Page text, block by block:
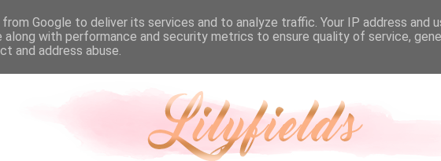
Google to deliver its services and to analyze traffic. Your IP address and
along with performance and security metrics to ensure quality of service,
and address abuse.